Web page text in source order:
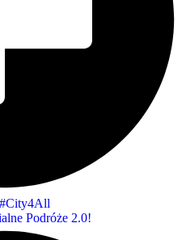
Podróże 2.0!